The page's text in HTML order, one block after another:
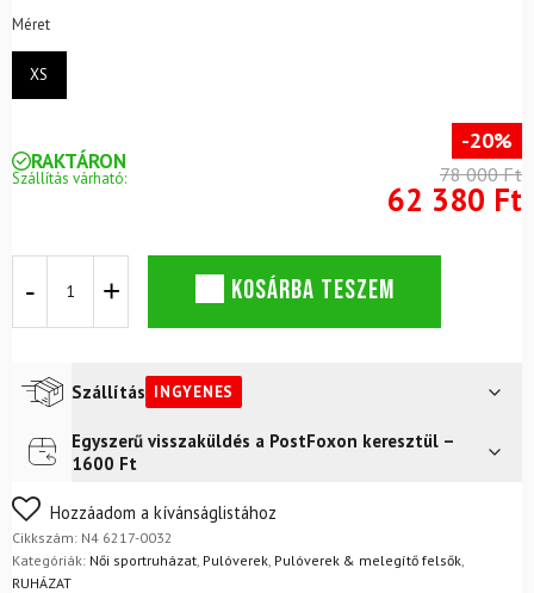
Méret
XS
RAKTÁRON
Szállítás várható:
-20%
78 000 Ft
62 380 Ft
Avery
KOSÁRBA TESZEM
Szállítás INGYENES
Futár a címreIngyenes
FoxPost
Egyszerű visszaküldés a PostFoxon keresztül –
1600 Ft
Nem biztos a választásában? Semmi gond – a terméket
egyszerűen visszaküldheti 14 napon belül, indoklás nélkül.
Mik a visszaküldés feltételei?
Hozzáadom a kívánságlistához
Cikkszám: N4 6217-0032
Kategóriák: Női sportruházat Pulóverek Pulóverek & melegítő felsők
RUHÁZAT